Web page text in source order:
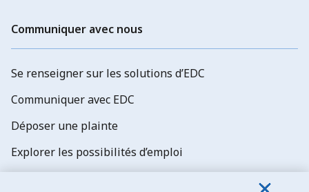
Communiquer avec nous
Se renseigner sur les solutions d’EDC
Communiquer avec EDC
Déposer une plainte
Explorer les possibilités d’emploi